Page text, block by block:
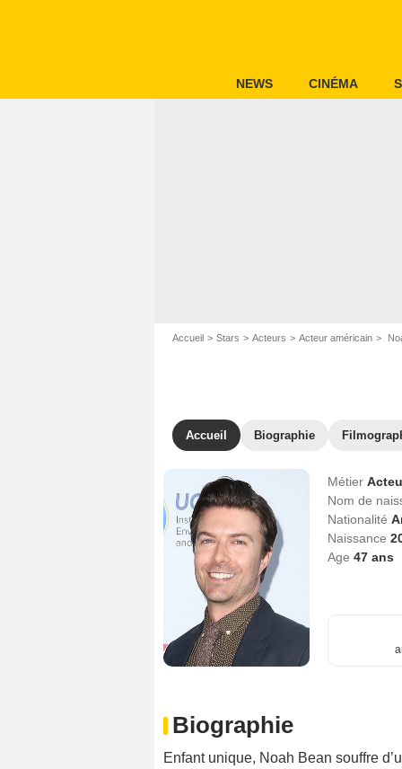
NEWS CINÉMA
Accueil Stars Acteurs Acteur américain
Accueil Biographie
Métier
Nom de
Nationalité
Naissance
Age 47ans
Biographie
Enfant unique, Noah Bean souffre